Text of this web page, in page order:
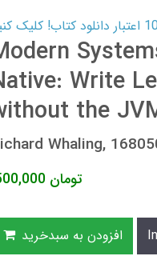
Write
the
Whaling,
تومان
افزودن به سبدخرید